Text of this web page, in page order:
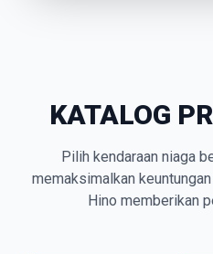
KATALOG
Pilih kendaraan niaga
memaksimalkan
Hino memberikan